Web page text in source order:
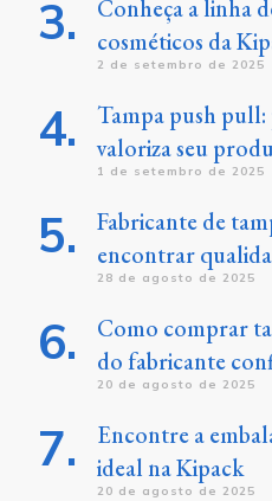
Conheça a linha
cosméticos da
2 de setembro de 2025
Tampa push
valoriza seu
1 de setembro de 2025
Fabricante de
encontrar
28 de agosto de 2025
Como comprar
do fabricante
20 de agosto de 2025
Encontre a
ideal na Kipack
20 de agosto de 2025